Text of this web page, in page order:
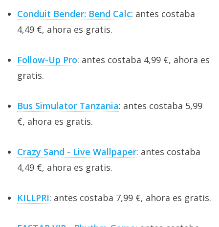
Conduit Bender: Bend Calc: antes costaba
4,49 €, ahora es gratis.
Follow-Up Pro: antes costaba 4,99 €, ahora es
gratis.
Bus Simulator Tanzania: antes costaba 5,99
€, ahora es gratis.
Crazy Sand - Live Wallpaper: antes costaba
4,49 €, ahora es gratis.
KILLPRI: antes costaba 7,99 €, ahora es gratis.